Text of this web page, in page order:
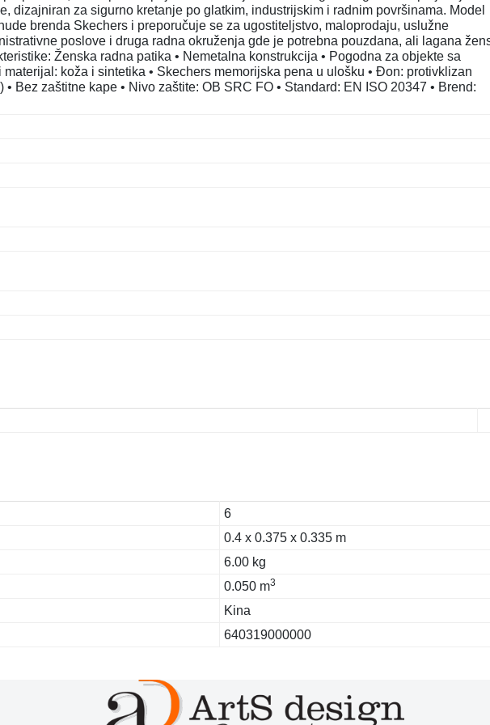
dizajniran za sigurno kretanje po glatkim, industrijskim i radnim površinama. Model
brenda Skechers i preporučuje se za ugostiteljstvo, maloprodaju, uslužne
poslove i druga radna okruženja gde je potrebna pouzdana, ali lagana
Ženska radna patika • Nemetalna konstrukcija • Pogodna za objekte sa
materijal: koža i sintetika • Skechers memorijska pena u ulošku • Đon: protivklizan
Bez zaštitne kape • Nivo zaštite: OB SRC FO • Standard: EN ISO 20347 • Brend:
6
0.4 x 0.375 x 0.335 m
6.00 kg
0.050 m3
Kina
640319000000